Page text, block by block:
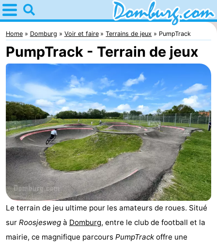
Home
Domburg
Astuces
Avec
les
enfants
Webcam
Webcam
Webcam
Plage
Passer
la
nuit
Appartements
-
Home Domburg Voir et faire Terrains de jeux PumpTrack
PumpTrack - Terrain de jeux
Le terrain de jeu ultime pour les amateurs de roues. Situé
sur Roosjesweg à Domburg, entre le club de football et la
mairie, ce magnifique parcours PumpTrack offre une